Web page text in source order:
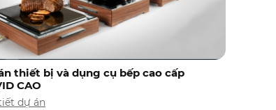
thiết bị và dụng cụ bếp cao cấp
CAO
dự án